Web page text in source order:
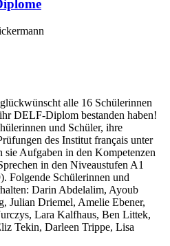
alle 16 Schülerinnen
DELF-Diplom bestanden haben!
und Schüler, ihre
des Institut français unter
sie Aufgaben in den Kompetenzen
in den Niveaustufen A1
Folgende Schülerinnen und
Darin Abdelalim, Ayoub
Julian Driemel, Amelie Ebener,
Lara Kalfhaus, Ben Littek,
Tekin, Darleen Trippe, Lisa